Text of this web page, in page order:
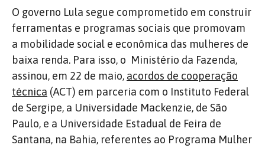
O governo Lula segue comprometido em construir
ferramentas e programas sociais que promovam
a mobilidade social e econômica das mulheres de
baixa renda. Para isso, o Ministério da Fazenda,
assinou, em 22 de maio, acordos de cooperação
técnica (ACT) em parceria com o Instituto Federal
de Sergipe, a Universidade Mackenzie, de São
Paulo, e a Universidade Estadual de Feira de
Santana, na Bahia, referentes ao Programa Mulher